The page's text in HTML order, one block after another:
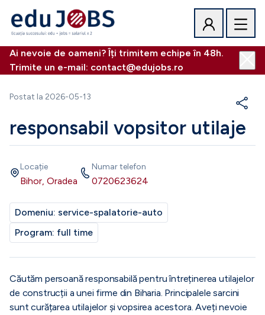
Ai nevoie de oameni? Îți trimitem echipe în 48h.
Trimite un e-mail: contact@edujobs.ro
Postat la 2026-05-13
responsabil vopsitor utilaje
Locație
Bihor, Oradea
Numar telefon
0720623624
Domeniu: service-spalatorie-auto
Program: full time
Căutăm persoană responsabilă pentru întreținerea utilajelor
de construcții a unei firme din Biharia. Principalele sarcini
sunt curățarea utilajelor și vopsirea acestora. Aveți nevoie